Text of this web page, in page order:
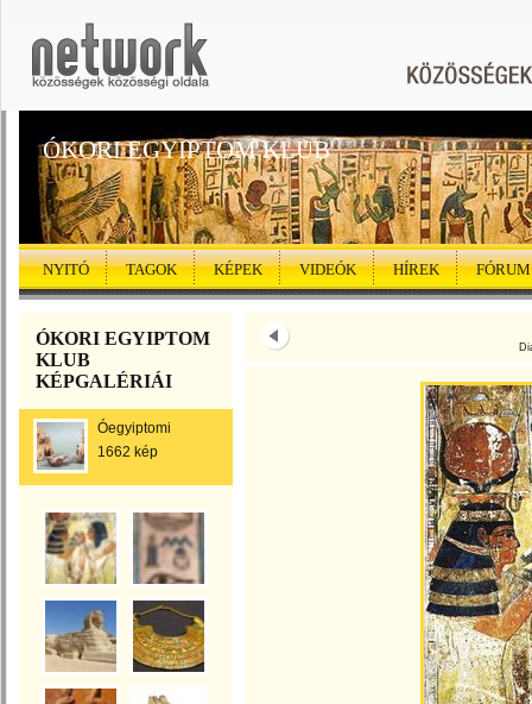
ÓKORI EGYIPTOM KLUB
NYITÓ TAGOK KÉPEK VIDEÓK HÍREK FÓRUM
ÓKORI EGYIPTOM
KLUB
KÉPGALÉRIÁI
Óegyiptomi
1662 kép